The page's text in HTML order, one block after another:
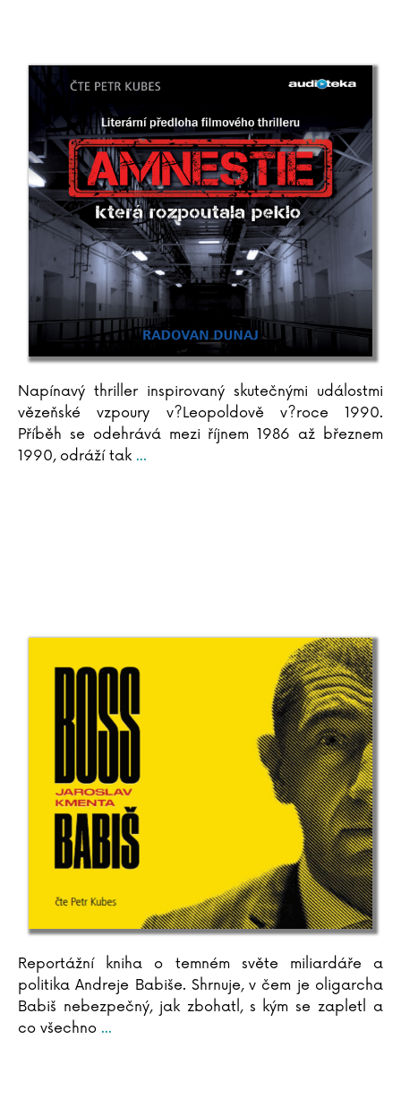
Catherine Bruzzone
Konrad Budzyk
Igor Bukovský
Andrea Cagol
Juan Maneru Cámara
Vito Capezzuto
Claudia Carlsová
Chris Carter
Manlio Castagna
Ismael Barriguete Castro
Liou Cch´-sin (1)
Arthur C. Clarke
Pierre Clostermann
Joel H. Cohen
Rowan Coleman
Christian Cornia
Bernard Cornwell
Jane Corryová
Mateja Črv Sužnik
Sabrina Sue Danielsová
Antoine de Saint-Exupéry
Lara Dearmanová
Jutta Diekmann
Zbigniew Dobosz
Zuzana Dodoková
Sonja Donnenwirth
Hans-Günther Döring
Zuzana Dostálová
Adolf Dudek
Radovan Dunaj
Ana Duša
Jiří Dvořák
Napínavý thriller inspirovaný skutečnými událostmi
vězeňské vzpoury v?Leopoldově v?roce 1990.
Příběh se odehrává mezi říjnem 1986 až březnem
1990, odráží tak...
Reportážní kniha o temném světe miliardáře a
politika Andreje Babiše. Shrnuje, v čem je oligarcha
Babiš nebezpečný, jak zbohatl, s kým se zapletl a
co všechno ...